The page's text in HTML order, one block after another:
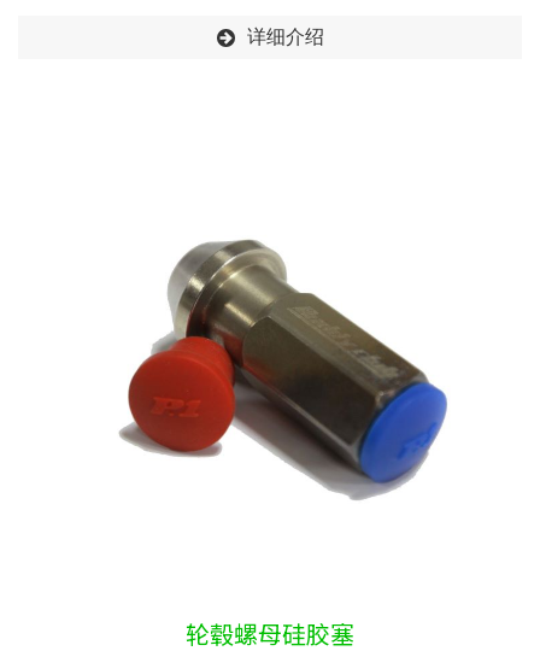
详细介绍
轮毂螺母硅胶塞